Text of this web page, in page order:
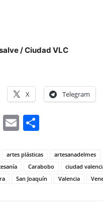
/ Ciudad VLC
X Telegram
WhatsApp
Email
artes plásticas
artesanadelmes
Carabobo
ciudad
San Joaquín Valencia